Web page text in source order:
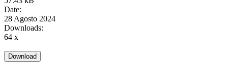
Date:
28 Agosto 2024
Downloads:
64 x